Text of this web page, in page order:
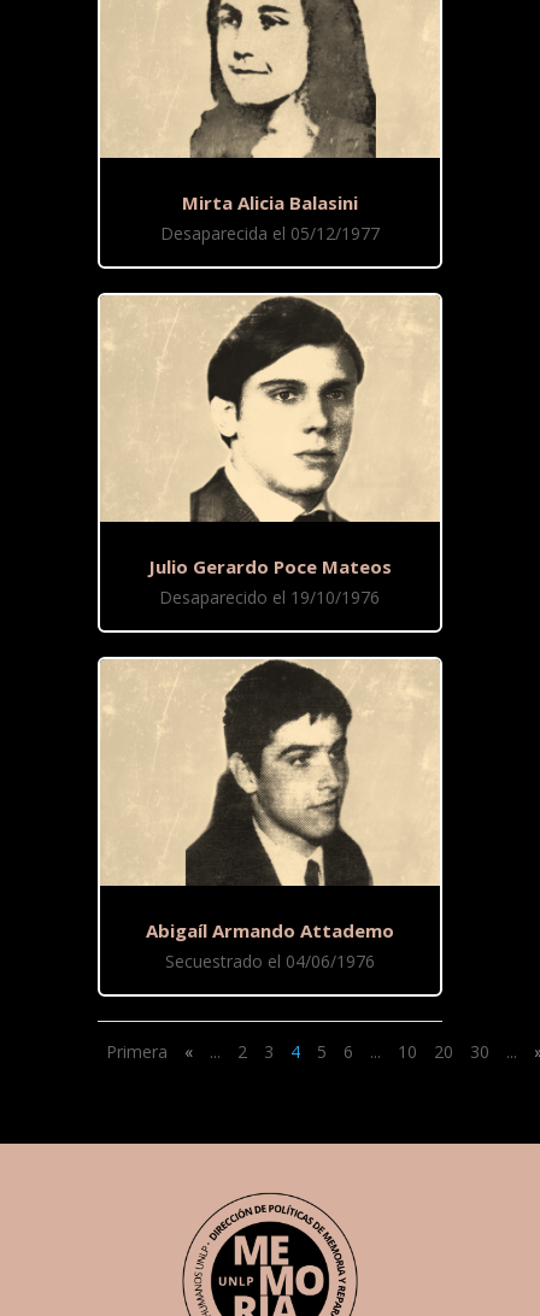
Mirta Alicia Balasini
Desaparecida el 05/12/1977
Julio Gerardo Poce Mateos
Desaparecido el 19/10/1976
Abigaíl Armando Attademo
Secuestrado el 04/06/1976
Primera « ... 2 3 4 5 6 ... 10 20 30 ...